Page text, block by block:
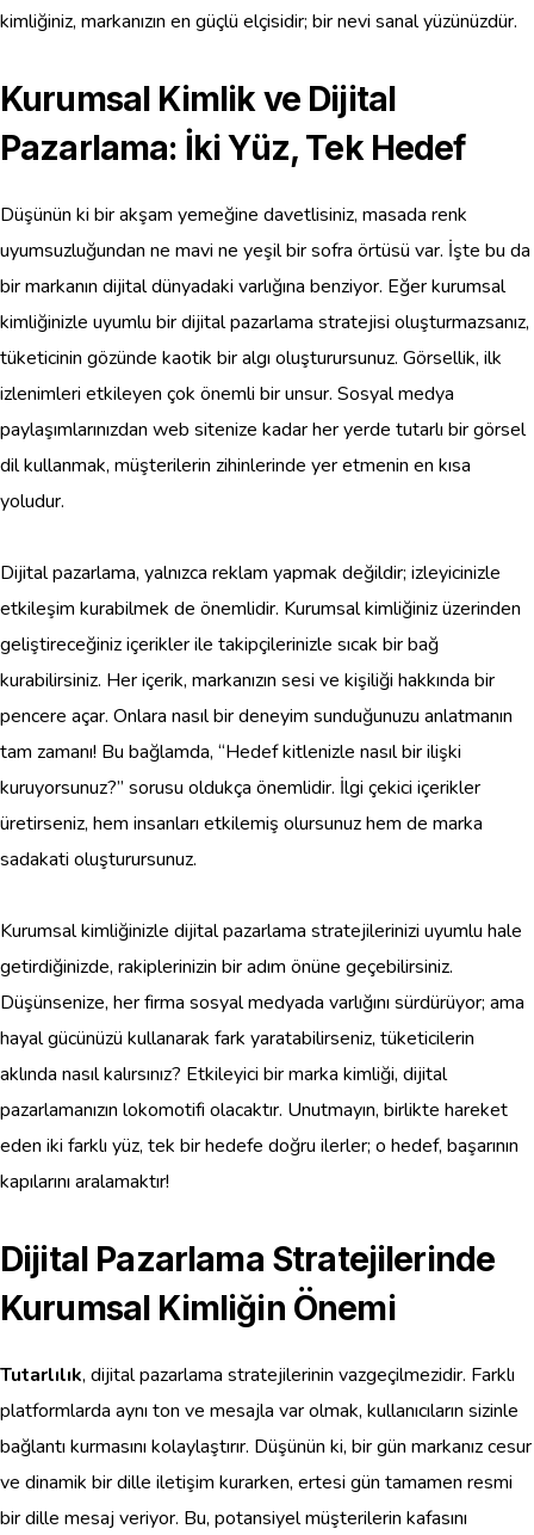
kimliğiniz, markanızın en güçlü elçisidir; bir nevi sanal yüzünüzdür.
Kurumsal Kimlik ve Dijital
Pazarlama: İki Yüz, Tek Hedef
Düşünün ki bir akşam yemeğine davetlisiniz, masada renk
uyumsuzluğundan ne mavi ne yeşil bir sofra örtüsü var. İşte bu da
bir markanın dijital dünyadaki varlığına benziyor. Eğer kurumsal
kimliğinizle uyumlu bir dijital pazarlama stratejisi oluşturmazsanız,
tüketicinin gözünde kaotik bir algı oluşturursunuz. Görsellik, ilk
izlenimleri etkileyen çok önemli bir unsur. Sosyal medya
paylaşımlarınızdan web sitenize kadar her yerde tutarlı bir görsel
dil kullanmak, müşterilerin zihinlerinde yer etmenin en kısa
yoludur.
Dijital pazarlama, yalnızca reklam yapmak değildir; izleyicinizle
etkileşim kurabilmek de önemlidir. Kurumsal kimliğiniz üzerinden
geliştireceğiniz içerikler ile takipçilerinizle sıcak bir bağ
kurabilirsiniz. Her içerik, markanızın sesi ve kişiliği hakkında bir
pencere açar. Onlara nasıl bir deneyim sunduğunuzu anlatmanın
tam zamanı! Bu bağlamda, “Hedef kitlenizle nasıl bir ilişki
kuruyorsunuz?” sorusu oldukça önemlidir. İlgi çekici içerikler
üretirseniz, hem insanları etkilemiş olursunuz hem de marka
sadakati oluşturursunuz.
Kurumsal kimliğinizle dijital pazarlama stratejilerinizi uyumlu hale
getirdiğinizde, rakiplerinizin bir adım önüne geçebilirsiniz.
Düşünsenize, her firma sosyal medyada varlığını sürdürüyor; ama
hayal gücünüzü kullanarak fark yaratabilirseniz, tüketicilerin
aklında nasıl kalırsınız? Etkileyici bir marka kimliği, dijital
pazarlamanızın lokomotifi olacaktır. Unutmayın, birlikte hareket
eden iki farklı yüz, tek bir hedefe doğru ilerler; o hedef, başarının
kapılarını aralamaktır!
Dijital Pazarlama Stratejilerinde
Kurumsal Kimliğin Önemi
Tutarlılık, dijital pazarlama stratejilerinin vazgeçilmezidir. Farklı
platformlarda aynı ton ve mesajla var olmak, kullanıcıların sizinle
bağlantı kurmasını kolaylaştırır. Düşünün ki, bir gün markanız cesur
ve dinamik bir dille iletişim kurarken, ertesi gün tamamen resmi
bir dille mesaj veriyor. Bu, potansiyel müşterilerin kafasını